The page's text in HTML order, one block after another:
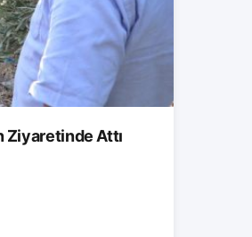
Ziyaretinde Attı